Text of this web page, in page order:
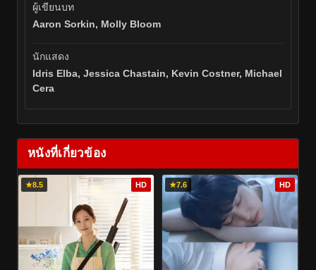
ผู้เขียนบท
Aaron Sorkin, Molly Bloom
นักแสดง
Idris Elba, Jessica Chastain, Kevin Costner, Michael
Cera
หนังที่เกี่ยวข้อง
★8.5 HD ★7.6 HD